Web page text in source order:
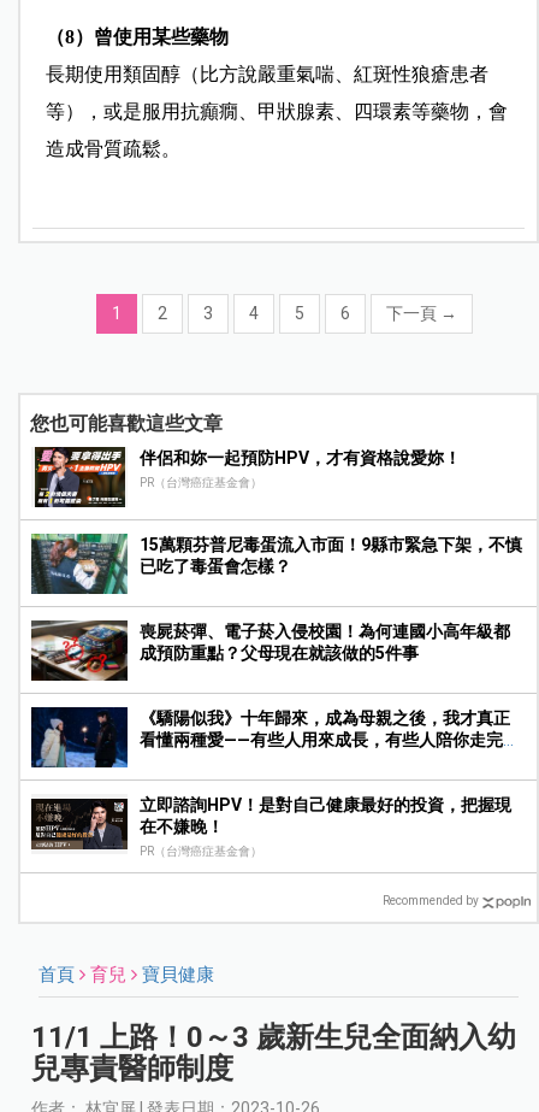
（8）曾使用某些藥物
長期使用類固醇（比方說嚴重氣喘、紅斑性狼瘡患者
等），或是服用抗癲癇、甲狀腺素、四環素等藥物，會
造成骨質疏鬆。
1 2 3 4 5 6 下一頁 →
您也可能喜歡這些文章
伴侶和妳一起預防HPV，才有資格說愛妳！
PR（台灣癌症基金會）
15萬顆芬普尼毒蛋流入市面！9縣市緊急下架，不慎
已吃了毒蛋會怎樣？
喪屍菸彈、電子菸入侵校園！為何連國小高年級都
成預防重點？父母現在就該做的5件事
《驕陽似我》十年歸來，成為母親之後，我才真正
看懂兩種愛——有些人用來成長，有些人陪你走完人
立即諮詢HPV！是對自己健康最好的投資，把握現
在不嫌晚！
PR（台灣癌症基金會）
Recommended by
首頁 育兒 寶貝健康
11/1 上路！0～3 歲新生兒全面納入幼
兒專責醫師制度
作者： 林宜屏 | 發表日期：2023-10-26